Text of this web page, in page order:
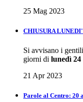
25 Mag 2023
CHIUSURA
Si avvisano i
giorni di lunedì 24
21 Apr 2023
Parole al Centro: 20